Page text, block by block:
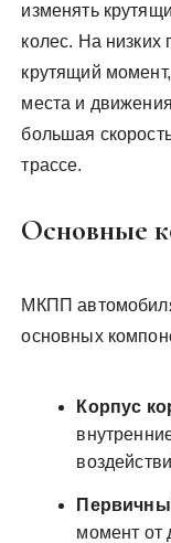
изменять
колес. На низких
крутящий
места и
большая
трассе.
Основные
МКПП
основных
Корпус
момент от